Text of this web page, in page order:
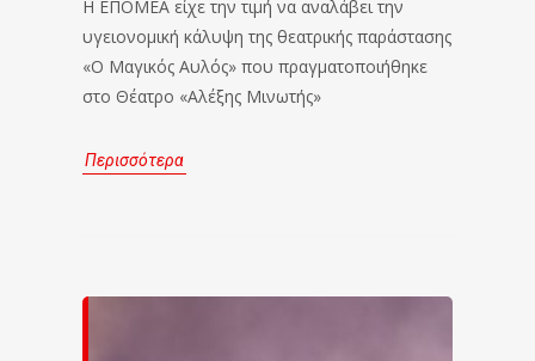
Η ΕΠΟΜΕΑ είχε την τιμή να αναλάβει την
υγειονομική κάλυψη της θεατρικής παράστασης
«Ο Μαγικός Αυλός» που πραγματοποιήθηκε
στο Θέατρο «Αλέξης Μινωτής»
Περισσότερα